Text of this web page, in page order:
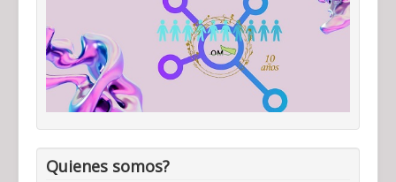
Quienes somos?